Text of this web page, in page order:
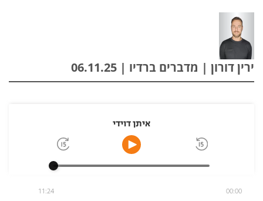
ירין דורון | מדברים ברדיו | 06.11.25
איתן דוידי
00:00
11:24